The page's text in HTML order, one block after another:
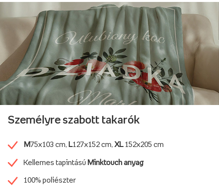
Személyre szabott takarók
M75x103 cm, L 127x152 cm, XL 152x205 cm
Kellemes tapintású Minktouch anyag
100% poliészter